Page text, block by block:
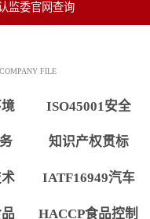
监委官网查询
COMPANY FILE
ISO45001安全
知识产权贯标
IATF16949汽车
HACCP食品控制